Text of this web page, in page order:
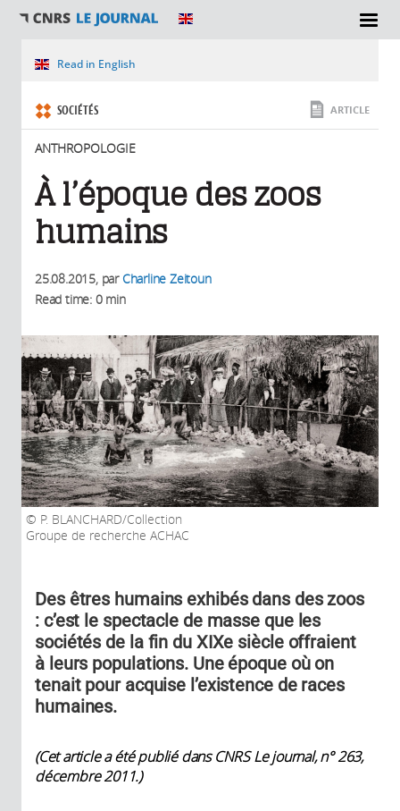
SECTIONS
Vous êtes ici
Read in English
SOCIÉTÉS
ANTHROPOLOGIE
ARTICLE
À l’époque des zoos
humains
25.08.2015, parCharline Zeitoun
Read time: 0 min
P. BLANCHARD/Collection
Groupe de recherche ACHAC
Des êtres humains exhibés dans des zoos
: c’est le spectacle de masse que les
sociétés de la fin du XIXe siècle offraient
à leurs populations. Une époque où on
tenait pour acquise l’existence de races
humaines.
(Cet article a été publié dans CNRS Le journal, n° 263,
décembre 2011.)